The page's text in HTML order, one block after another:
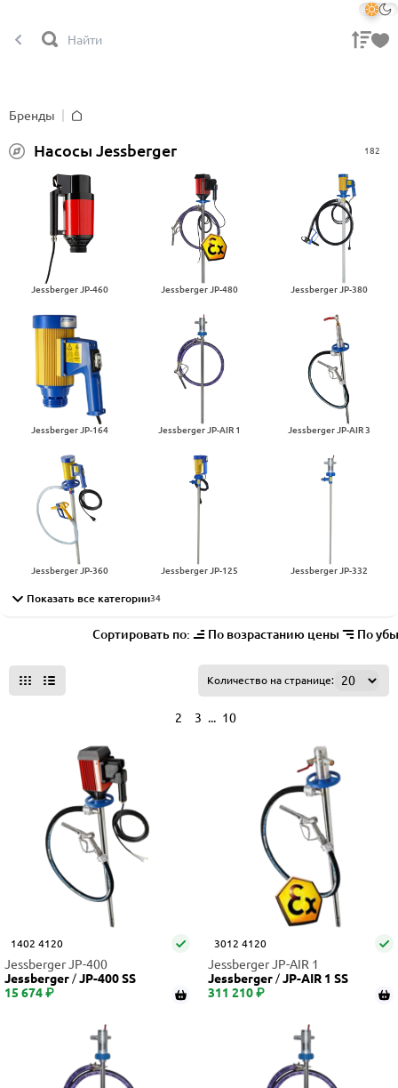
Насосы Jessberger 182
Бренды
Jessberger JP-460 Jessberger JP-480 Jessberger JP-380
Jessberger JP-164 Jessberger JP-AIR 1 Jessberger JP-AIR 3
Jessberger JP-360 Jessberger JP-125 Jessberger JP-332
Показать все категории34
Сортировать по: По возрастанию цены По
2 3 ... 10
Количество на странице:
1402 4120
Jessberger JP-400
Jessberger
JP-400 SS
15 674 ₽
3012 4120
Jessberger JP-AIR 1
Jessberger
JP-AIR 1 SS
311 210 ₽